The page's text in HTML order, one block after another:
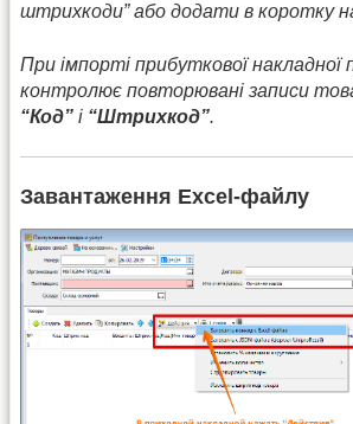
штрихкоди” або додати в коротку
При імпорті прибуткової накладної
контролює повторювані записи
“Код” і “Штрихкод”.
Завантаження Excel-файлу